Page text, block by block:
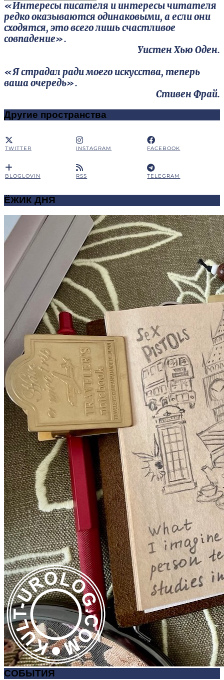
«Интересы писателя и интересы читателя
редко оказываются одинаковыми, а если они
сходятся, это всего лишь счастливое
совпадение».
Уистен Хью Оден.
«Я страдал ради моего искусства, теперь
ваша очередь».
Стивен Фрай.
Другие пространства
TWITTER INSTAGRAM FACEBOOK
BLOGLOVIN RSS TELEGRAM
ЁЖИК ДНЯ
СОБЫТИЯ